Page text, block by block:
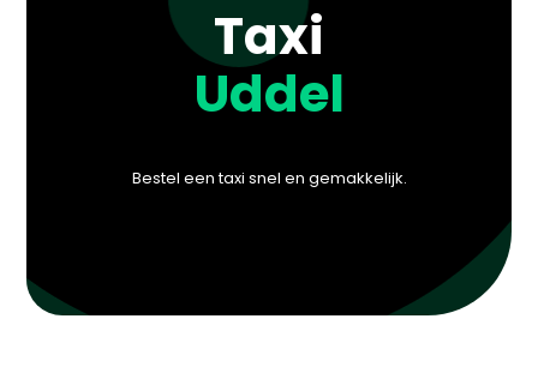
Taxi
Uddel
Bestel een taxi snel en gemakkelijk.